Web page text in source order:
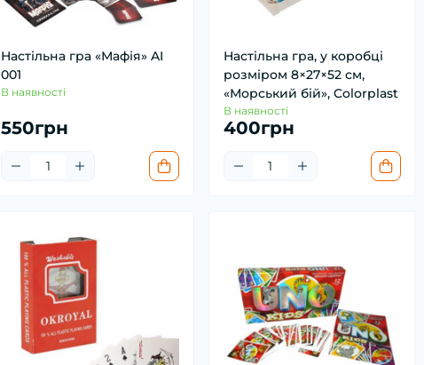
Настільна гра «Мафія» AI
001
В наявності
550грн
Настільна гра, у коробці
розміром 8×27×52 см,
«Морський бій», Colorplast
В наявності
400грн